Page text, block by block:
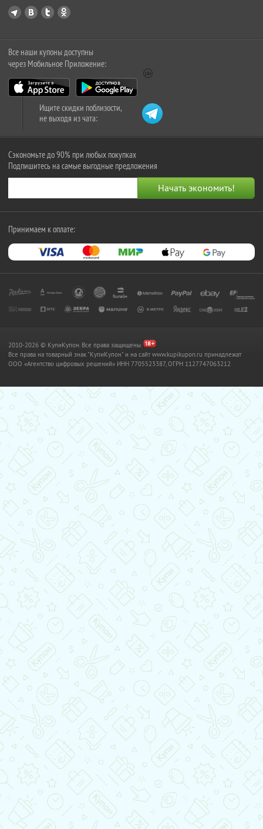
Все наши купоны доступны
через Мобильное Приложение:
Ищите скидки поблизости,
не выходя из чата:
Сэкономьте до 90% при любых покупках
Подпишитесь на самые выгодные предложения
Принимаем к оплате:
2010-2026 © КупиКупон. Все права защищены.
Все права на товарный знак "КупиКупон" и на сайт www.kupikupon.ru принадлежат
OOO «Агентство цифровых решений» ИНН 7705523387, ОГРН 1127747063212